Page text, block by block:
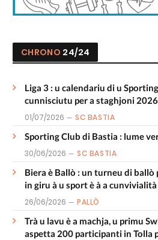
CHRONO 24/24
Liga 3 : u calendariu di u
cunnisciutu per a staghjoni
01/07/2026 SC BASTIA
Sporting Club di Bastia : lume
30/06/2026 SC BASTIA
Biera è Ballò : un turneu di ballò
in giru à u sport è à a cunvivialità
26/06/2026 PALLÒ
Trà u lavu è a machja, u primu
aspetta 200 participanti in Tolla